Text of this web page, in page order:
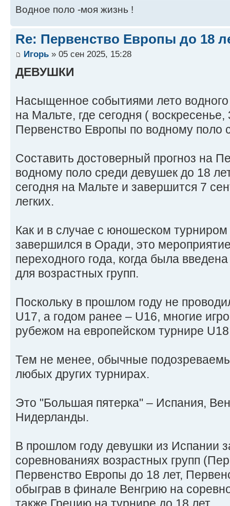
Водное поло -моя жизнь !
Re: Первенство Европы до 18
Игорь » 05 сен 2025, 15:28
ДЕВУШКИ
Насыщенное событиями лето
на Мальте, где сегодня ( воскресенье,
Первенство Европы по водному поло
Составить достоверный прогноз на
водному поло среди девушек до 18
сегодня на Мальте и завершится 7
легких.
Как и в случае с юношеском
завершился в Оради, это
переходного года, когда была
для возрастных групп.
Поскольку в прошлом году не
U17, а годом ранее – U16, многие
рубежом на европейском турнире
Тем не менее, обычные
любых других турнирах.
Это "Большая пятерка" – Испания,
Нидерланды.
В прошлом году девушки из Испании
соревнованиях возрастных групп
Первенство Европы до 18 лет,
обыграв в финале Венгрию на